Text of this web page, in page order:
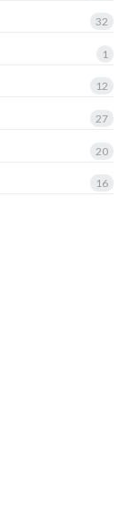
32
1
12
27
20
16